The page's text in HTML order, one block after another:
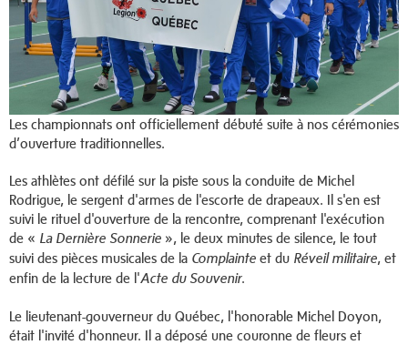
Les championnats ont officiellement débuté suite à nos cérémonies
d’ouverture traditionnelles.
Les athlètes ont défilé sur la piste sous la conduite de Michel
Rodrigue, le sergent d'armes de l'escorte de drapeaux. Il s'en est
suivi le rituel d'ouverture de la rencontre, comprenant l'exécution
de « La Dernière Sonnerie », le deux minutes de silence, le tout
suivi des pièces musicales de la Complainte et du Réveil militaire, et
enfin de la lecture de l'Acte du Souvenir.
Le lieutenant-gouverneur du Québec, l'honorable Michel Doyon,
était l'invité d'honneur. Il a déposé une couronne de fleurs et